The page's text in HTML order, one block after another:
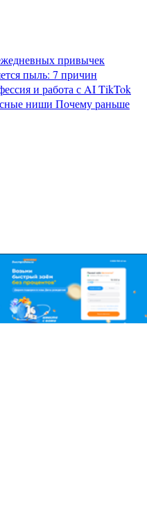
привычек
пыль: 7 причин
и работа с AITikTok
ниши Почему раньше